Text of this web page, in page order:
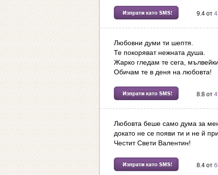
9.4 от
Любовни думи ти шептя.
Те покоряват нежната душа.
Жарко гледам те сега,
Обичам те в деня на любовта!
8.8 от
Любовта беше само дума за
докато не се появи ти и не й
Честит Свети Валентин!
8.4 от